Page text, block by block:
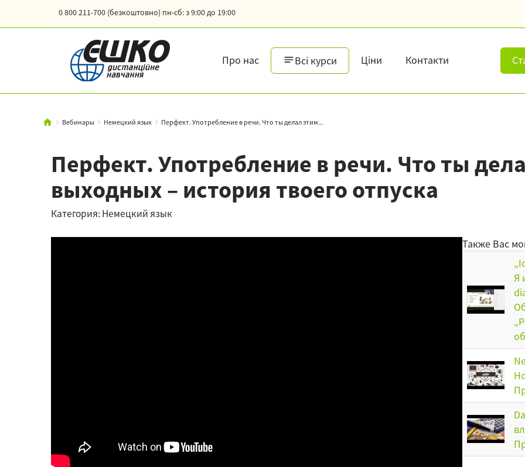
0 800 211-700 (безкоштовно) пн-сб: з 9:00 до 19:00
Про нас Всі курси Ціни Контакти
Вебинары Немецкий язык Перфект. Употребление в речи. Что ты делал этим...
Перфект. Употребление в речи. Что ты
выходных – история твоего отпуска
Категория: Немецкий язык
Также Вас
Я